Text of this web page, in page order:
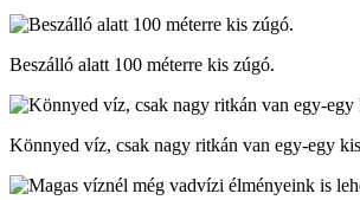
Beszálló alatt 100 méterre kis zúgó.
Könnyed víz, csak nagy ritkán van egy-egy